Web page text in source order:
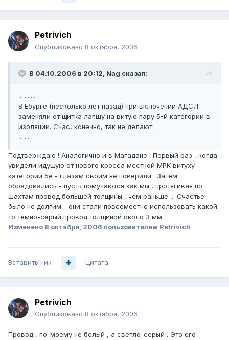
Petrivich
Опубликовано 8 октября, 2006
В 04.10.2006 в 20:12, Nag сказал:
............
В Ебурге (несколько лет назад) при включении АДСЛ
заменяли от щитка лапшу на витую пару 5-й категории в
изоляции. Счас, конечно, так не делают.
........
Подтверждаю ! Аналогично и в Магадане . Первый раз , когда
увидели идущую от нового кросса местной МРК витуху
категории 5е - глазам своим не поверили . Затем
обрадовались - пусть помучаются как мы , протягивая по
шахтам провод большей толщины , чем раньше ... Счастье
было не долгим - они стали повсеместно использовать какой-
то тёмно-серый провод толщиной около 3 мм .
Изменено 8 октября, 2006 пользователем Petrivich
Вставить ник Цитата
Petrivich
Опубликовано 8 октября, 2006
Провод , по-моему не белый , а светло-серый . Это его